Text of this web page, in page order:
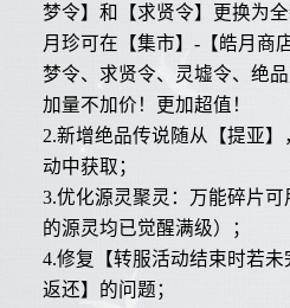
梦令】和【求贤令】更换为
月珍可在【集市】-【皓月商
梦令、求贤令、灵墟令、绝
加量不加价！更加超值！
2.新增绝品传说随从【提亚
动中获取；
3.优化源灵聚灵：万能碎片
的源灵均已觉醒满级）；
4.修复【转服活动结束时若
返还】的问题；